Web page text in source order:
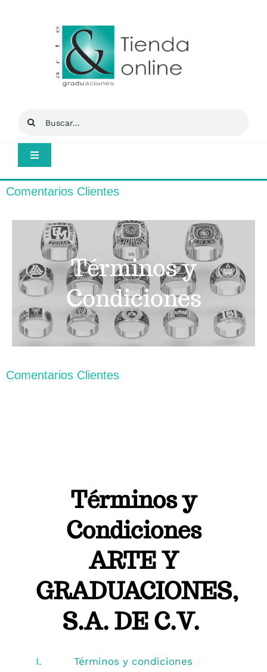
Buscar:
Toggle
Inicio
Mi cuenta
Tienda
Comentarios Clientes
Términos y
Condiciones
Comentarios Clientes
Términos y
Condiciones
ARTE Y
GRADUACIONES,
S.A. DE C.V.
I. Términos y condiciones